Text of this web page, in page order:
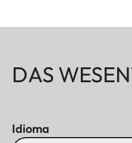
DAS
Idioma